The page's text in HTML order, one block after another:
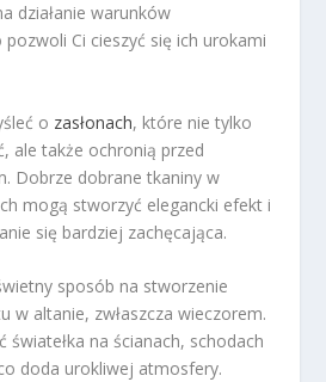
działanie warunków
Ci cieszyć się ich urokami
o zasłonach, które nie tylko
ale także ochronią przed
Dobrze dobrane tkaniny w
mogą stworzyć elegancki efekt i
się bardziej zachęcająca.
sposób na stworzenie
w altanie, zwłaszcza wieczorem.
światełka na ścianach, schodach
doda urokliwej atmosfery.